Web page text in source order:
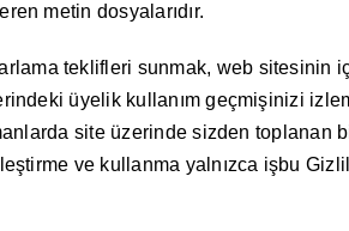
metin dosyalarıdır.
teklifleri sunmak, web
üyelik kullanım geçmişinizi
site üzerinde sizden
ve kullanma yalnızca işbu